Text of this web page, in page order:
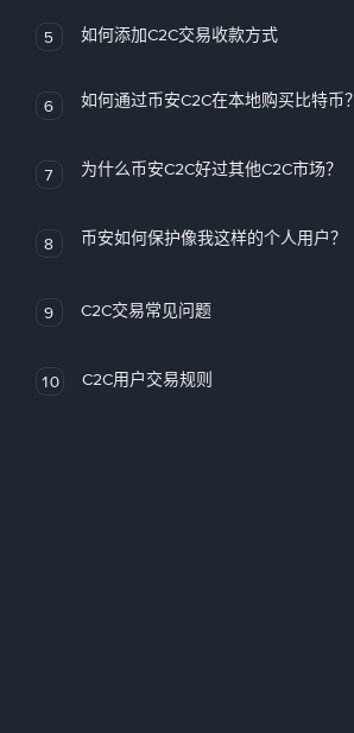
5 如何添加C2C交易收款方式
6 如何通过币安C2C在本地购买比特币？
7 为什么币安C2C好过其他C2C市场？
8 币安如何保护像我这样的个人用户？
9 C2C交易常见问题
10 C2C用户交易规则